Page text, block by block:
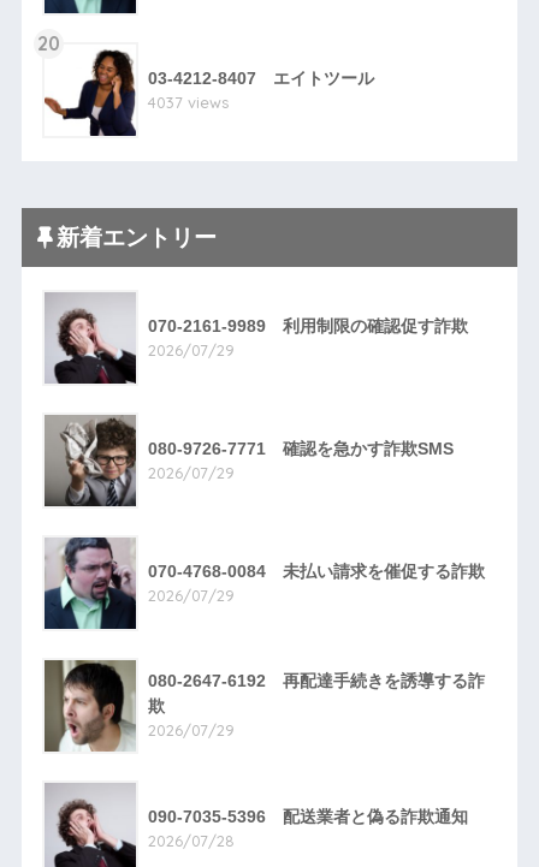
20
03-4212-8407 エイトツール
4037 views
新着エントリー
070-2161-9989 利用制限の確認促す詐欺
2026/07/29
080-9726-7771 確認を急かす詐欺SMS
2026/07/29
070-4768-0084 未払い請求を催促する詐欺
2026/07/29
080-2647-6192 再配達手続きを誘導する詐
欺
2026/07/29
090-7035-5396 配送業者と偽る詐欺通知
2026/07/28